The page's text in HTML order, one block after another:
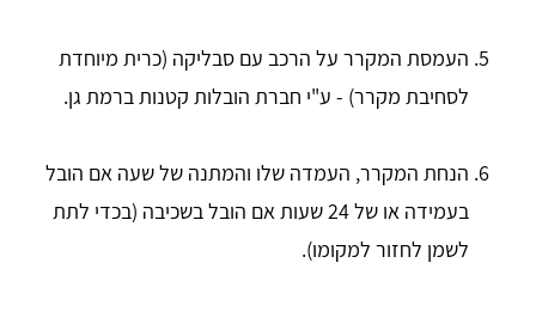
העמסת המקרר על הרכב עם סבליקה (כרית מיוחדת
לסחיבת מקרר) - ע"י חברת הובלות קטנות ברמת גן.
הנחת המקרר, העמדה שלו והמתנה של שעה אם הובל
בעמידה או של 24 שעות אם הובל בשכיבה (בכדי לתת
לשמן לחזור למקומו).